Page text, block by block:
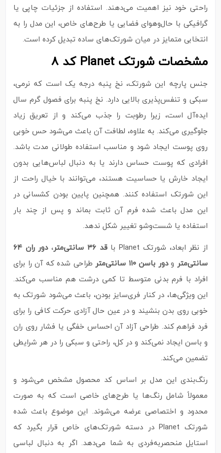
راحتی خود نیز اهمیت می‌دهند. استفاده از جزئیات چاپی یا
گرافیکی با حال‌و‌هوای فضایی یا طرح‌های خاص، این مدل را به
انتخابی متمایز در میان شورتک‌های ساده تبدیل کرده است.
مشخصات شورتک Planet کد 8
جنس پارچه این شورتک، نخ پنبه درجه‌ یک است که نرمی،
سبکی و تنفس‌پذیری بالایی دارد. نخ پنبه برای فصول گرم سال
ایده‌آل است، زیرا رطوبت را جذب می‌کند و از تعریق زیاد
جلوگیری می‌کند. به‌ علاوه، لطافت آن باعث می‌شود حس خوبی
روی پوست ایجاد شود و مناسب استفاده طولانی‌ مدت باشد.
افرادی که پوست حساس دارند یا به دنبال لباس‌هایی بدون
ایجاد خارش یا حساسیت هستند، می‌توانند با خیال راحت از
این شورتک استفاده کنند. همچنین پایین بودن کشسانی در
این مدل باعث شده فرم آن ثابت بماند و پس از چند بار
استفاده یا شست‌وشو تغییر شکل ندهد.
از نظر ابعاد، شورتک Planet با قد ۳۶ سانتی‌متر ،
دور ران ۶۴
سانتی‌مترودور باسن ۱۱۰ سانتی‌متر
طراحی شده که آن را برای
افراد با فرم بدنی متوسط تا کمی درشت هم مناسب می‌کند.
این ویژگی‌ها، در کنار فری‌سایز بودن، باعث می‌شود شورتک به‌
خوبی روی بدن بنشیند و در عین حال آزادی حرکت کافی را برای
فرد فراهم کند. طراحی آزاد آن احساس خفگی یا فشار روی ران
و باسن ایجاد نمی‌کند و در کل، راحتی و سبکی را در هر شرایطی
تضمین می‌کند.
رنگ‌بندی این مدل بر اساس کد محصول مشخص می‌شود و
معمولاً شامل رنگ‌ها یا طرح‌های خاصی است که به‌ صورت
محدود و اختصاصی عرضه می‌شوند. این موضوع باعث شده
شورتک Planet در دسته شورتک‌های خاص قرار بگیرد که
استایل منحصربه‌فردی به شما می‌دهد. اگر به دنبال لباسی